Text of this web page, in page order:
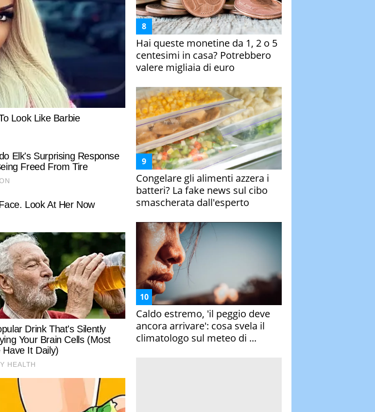
Hai queste monetine da 1, 2 o 5
centesimi in casa? Potrebbero
valere migliaia di euro
Congelare gli alimenti azzera i
batteri? La fake news sul cibo
smascherata dall'esperto
Caldo estremo, 'il peggio deve
ancora arrivare': cosa svela il
climatologo sul meteo di ...